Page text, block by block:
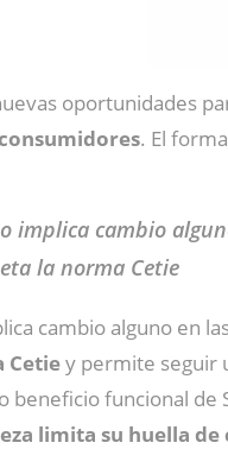
oportunidades
. El
implica cambio
la norma Cetie
cambio alguno en
Cetiey permite seguir
beneficio funcional de
limita su huella de